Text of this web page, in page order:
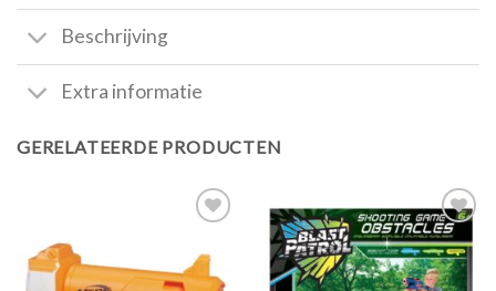
Beschrijving
Extra informatie
GERELATEERDE PRODUCTEN
aan
verlanglijst
Toevoegen
aan
verlanglijst